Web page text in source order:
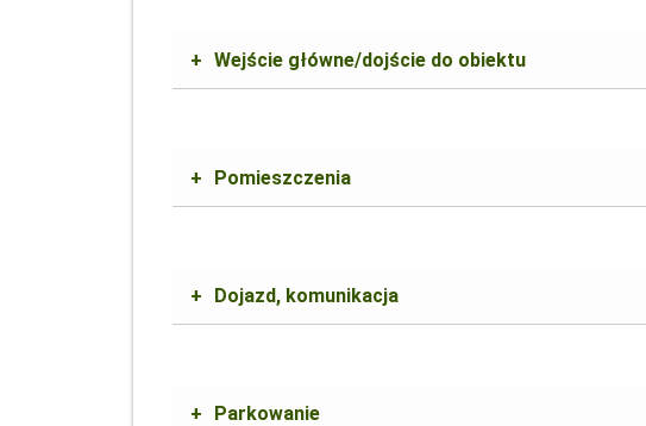
+ Wejście główne/dojście do obiektu
+ Pomieszczenia
+ Dojazd, komunikacja
+ Parkowanie